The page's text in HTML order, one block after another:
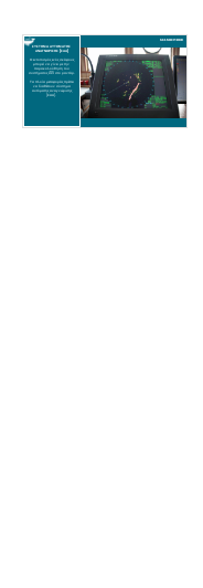
ΣΥΣΤΗΜΑ ΑΥΤΟΜΑΤΗΣ
ΑΝΑΓΝΩΡΙΣΗΣ (ΣΑΑ)
Ο εντοπισμός ενός σκάφους
μπορεί να γίνει με την
παρακολούθηση του
συστήματος AIS στο ραντάρ.
Τα πλοία μεταφοράς πρέπει
να διαθέτουν σύστημα
αυτόματης αναγνώρισης
(ΣΑΑ).